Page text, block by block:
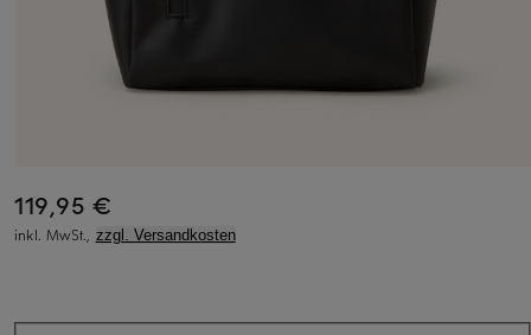
119,95 €
inkl. MwSt., zzgl. Versandkosten